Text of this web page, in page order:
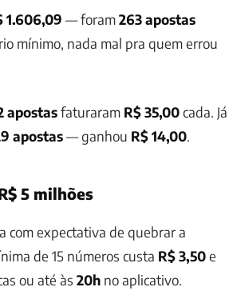
1.606,09 — foram263 apostas
mínimo, nada mal pra quem errou
apostasfaturaram R$ 35,00cada. Já
apostas— ganhou R$ 14,00.
5 milhões
com expectativa de quebrar a
de 15 números custa R$ 3,50e
ou até às 20h no aplicativo.